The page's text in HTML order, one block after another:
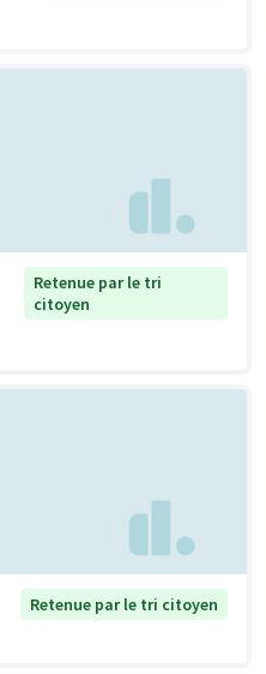
Retenue par le tri
citoyen
Retenue par le tri citoyen